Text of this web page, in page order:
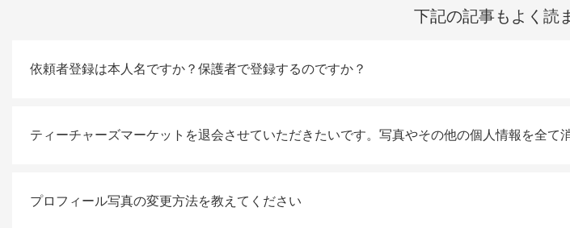
下記の記事もよく読
依頼者登録は本人名ですか？保護者で登録するのですか？
ティーチャーズマーケットを退会させていただきたいです。写真やその他の個人情報を全て
プロフィール写真の変更方法を教えてください